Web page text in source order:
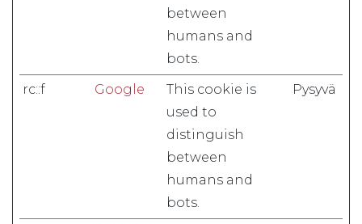
between
humans and
bots.
rc::f Google
This cookie is
used to
distinguish
between
humans and
bots.
Pysyvä